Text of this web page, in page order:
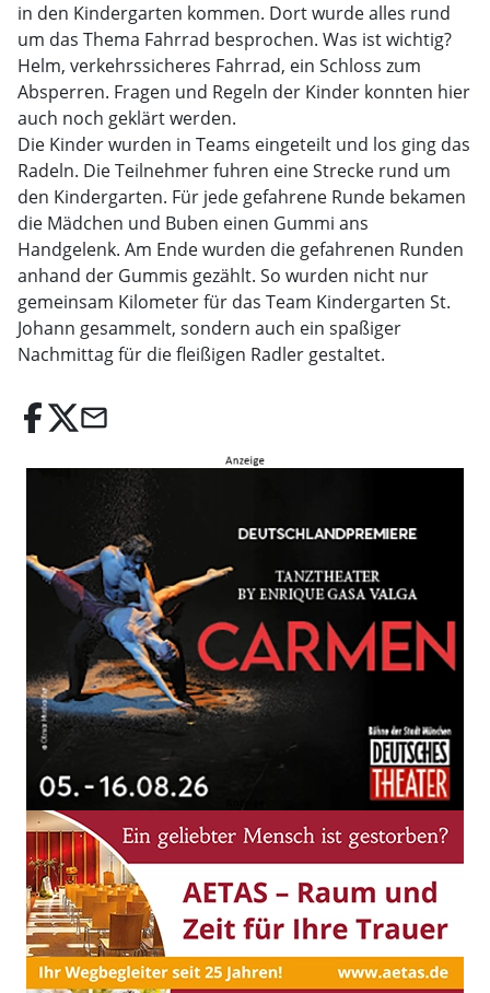
in den Kindergarten kommen. Dort wurde alles rund
um das Thema Fahrrad besprochen. Was ist wichtig?
Helm, verkehrssicheres Fahrrad, ein Schloss zum
Absperren. Fragen und Regeln der Kinder konnten hier
auch noch geklärt werden.
Die Kinder wurden in Teams eingeteilt und los ging das
Radeln. Die Teilnehmer fuhren eine Strecke rund um
den Kindergarten. Für jede gefahrene Runde bekamen
die Mädchen und Buben einen Gummi ans
Handgelenk. Am Ende wurden die gefahrenen Runden
anhand der Gummis gezählt. So wurden nicht nur
gemeinsam Kilometer für das Team Kindergarten St.
Johann gesammelt, sondern auch ein spaßiger
Nachmittag für die fleißigen Radler gestaltet.
email